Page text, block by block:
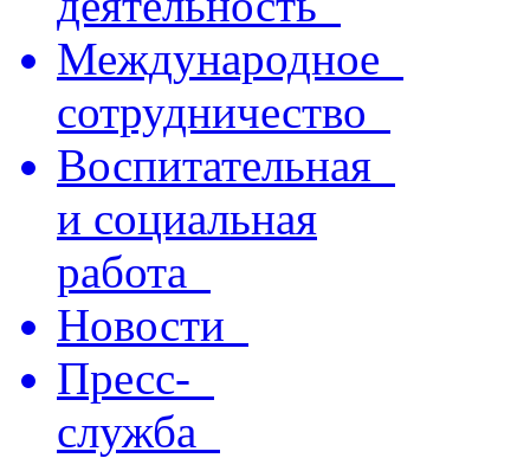
Международное
сотрудничество
Воспитательная
и социальная
работа
Новости
Пресс-
служба